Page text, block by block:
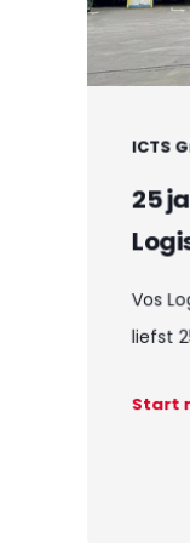
ICTS
25
Vos
liefst
Start